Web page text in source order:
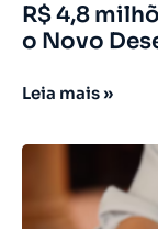
R$ 4,8
o Novo
Leia mais »